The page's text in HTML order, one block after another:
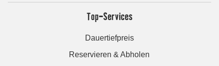
Top-Services
Dauertiefpreis
Reservieren & Abholen